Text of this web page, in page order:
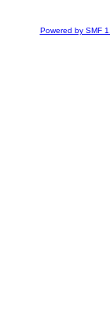
Powered by SMF